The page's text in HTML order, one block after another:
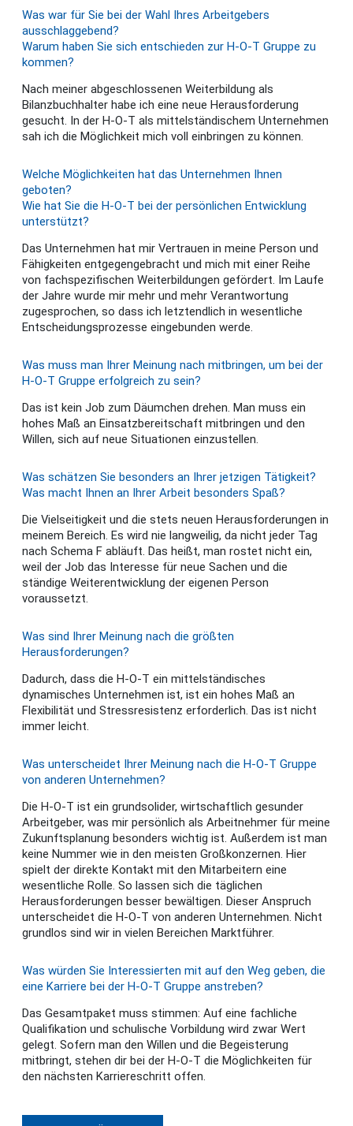
Was war für Sie bei der Wahl Ihres Arbeitgebers
ausschlaggebend?
Warum haben Sie sich entschieden zur H-O-T Gruppe zu
kommen?
Nach meiner abgeschlossenen Weiterbildung als
Bilanzbuchhalter habe ich eine neue Herausforderung
gesucht. In der H-O-T als mittelständischem Unternehmen
sah ich die Möglichkeit mich voll einbringen zu können.
Welche Möglichkeiten hat das Unternehmen Ihnen
geboten?
Wie hat Sie die H-O-T bei der persönlichen Entwicklung
unterstützt?
Das Unternehmen hat mir Vertrauen in meine Person und
Fähigkeiten entgegengebracht und mich mit einer Reihe
von fachspezifischen Weiterbildungen gefördert. Im Laufe
der Jahre wurde mir mehr und mehr Verantwortung
zugesprochen, so dass ich letztendlich in wesentliche
Entscheidungsprozesse eingebunden werde.
Was muss man Ihrer Meinung nach mitbringen, um bei der
H-O-T Gruppe erfolgreich zu sein?
Das ist kein Job zum Däumchen drehen. Man muss ein
hohes Maß an Einsatzbereitschaft mitbringen und den
Willen, sich auf neue Situationen einzustellen.
Was schätzen Sie besonders an Ihrer jetzigen Tätigkeit?
Was macht Ihnen an Ihrer Arbeit besonders Spaß?
Die Vielseitigkeit und die stets neuen Herausforderungen in
meinem Bereich. Es wird nie langweilig, da nicht jeder Tag
nach Schema F abläuft. Das heißt, man rostet nicht ein,
weil der Job das Interesse für neue Sachen und die
ständige Weiterentwicklung der eigenen Person
voraussetzt.
Was sind Ihrer Meinung nach die größten
Herausforderungen?
Dadurch, dass die H-O-T ein mittelständisches
dynamisches Unternehmen ist, ist ein hohes Maß an
Flexibilität und Stressresistenz erforderlich. Das ist nicht
immer leicht.
Was unterscheidet Ihrer Meinung nach die H-O-T Gruppe
von anderen Unternehmen?
Die H-O-T ist ein grundsolider, wirtschaftlich gesunder
Arbeitgeber, was mir persönlich als Arbeitnehmer für meine
Zukunftsplanung besonders wichtig ist. Außerdem ist man
keine Nummer wie in den meisten Großkonzernen. Hier
spielt der direkte Kontakt mit den Mitarbeitern eine
wesentliche Rolle. So lassen sich die täglichen
Herausforderungen besser bewältigen. Dieser Anspruch
unterscheidet die H-O-T von anderen Unternehmen. Nicht
grundlos sind wir in vielen Bereichen Marktführer.
Was würden Sie Interessierten mit auf den Weg geben, die
eine Karriere bei der H-O-T Gruppe anstreben?
Das Gesamtpaket muss stimmen: Auf eine fachliche
Qualifikation und schulische Vorbildung wird zwar Wert
gelegt. Sofern man den Willen und die Begeisterung
mitbringt, stehen dir bei der H-O-T die Möglichkeiten für
den nächsten Karriereschritt offen.